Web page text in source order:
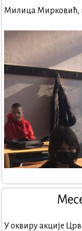
Милица Мирковић,
У оквиру акције